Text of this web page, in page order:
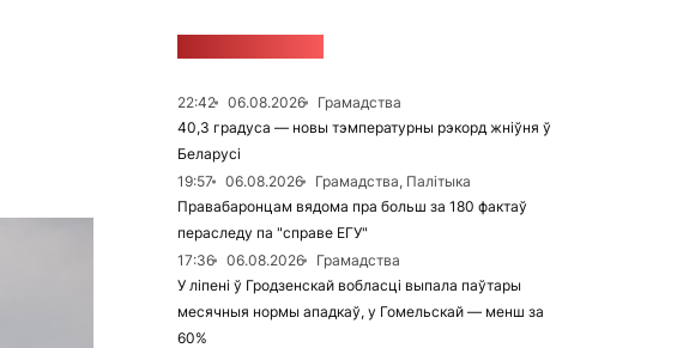
22:42 06.08.2026
Грамадства
40,3 градуса — новы тэмпературны рэкорд жніўня ў
Беларусі
19:57
06.08.2026
Грамадства, Палітыка
Правабаронцам вядома пра больш за 180 фактаў
пераследу па "справе ЕГУ"
17:36
06.08.2026
Грамадства
У ліпені ў Гродзенскай вобласці выпала паўтары
месячныя нормы ападкаў, у Гомельскай — менш за
60%